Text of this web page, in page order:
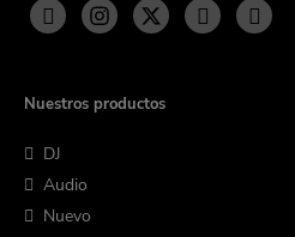
Nuestros productos
DJ
Audio
Nuevo